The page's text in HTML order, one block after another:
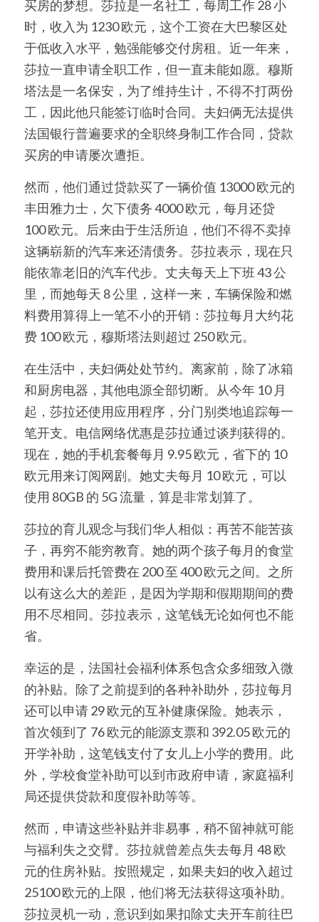
买房的梦想。莎拉是一名社工，每周工作 28 小
时，收入为 1230 欧元，这个工资在大巴黎区处
于低收入水平，勉强能够交付房租。近一年来，
莎拉一直申请全职工作，但一直未能如愿。穆斯
塔法是一名保安，为了维持生计，不得不打两份
工，因此他只能签订临时合同。夫妇俩无法提供
法国银行普遍要求的全职终身制工作合同，贷款
买房的申请屡次遭拒。
然而，他们通过贷款买了一辆价值 13000 欧元的
丰田雅力士，欠下债务 4000 欧元，每月还贷
100 欧元。后来由于生活所迫，他们不得不卖掉
这辆崭新的汽车来还清债务。莎拉表示，现在只
能依靠老旧的汽车代步。丈夫每天上下班 43 公
里，而她每天 8 公里，这样一来，车辆保险和燃
料费用算得上一笔不小的开销：莎拉每月大约花
费 100 欧元，穆斯塔法则超过 250 欧元。
在生活中，夫妇俩处处节约。离家前，除了冰箱
和厨房电器，其他电源全部切断。从今年 10 月
起，莎拉还使用应用程序，分门别类地追踪每一
笔开支。电信网络优惠是莎拉通过谈判获得的。
现在，她的手机套餐每月 9.95 欧元，省下的 10
欧元用来订阅网剧。她丈夫每月 10 欧元，可以
使用 80GB 的 5G 流量，算是非常划算了。
莎拉的育儿观念与我们华人相似：再苦不能苦孩
子，再穷不能穷教育。她的两个孩子每月的食堂
费用和课后托管费在 200 至 400 欧元之间。之所
以有这么大的差距，是因为学期和假期期间的费
用不尽相同。莎拉表示，这笔钱无论如何也不能
省。
幸运的是，法国社会福利体系包含众多细致入微
的补贴。除了之前提到的各种补助外，莎拉每月
还可以申请 29 欧元的互补健康保险。她表示，
首次领到了 76 欧元的能源支票和 392.05 欧元的
开学补助，这笔钱支付了女儿上小学的费用。此
外，学校食堂补助可以到市政府申请，家庭福利
局还提供贷款和度假补助等等。
然而，申请这些补贴并非易事，稍不留神就可能
与福利失之交臂。莎拉就曾差点失去每月 48 欧
元的住房补贴。按照规定，如果夫妇的收入超过
25100 欧元的上限，他们将无法获得这项补助。
莎拉灵机一动，意识到如果扣除丈夫开车前往巴